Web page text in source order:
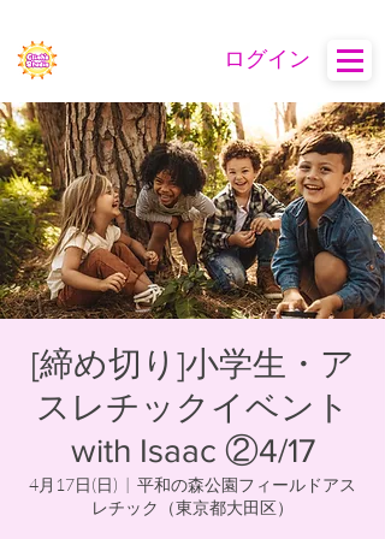
ログイン
[締め切り]小学生・ア
スレチックイベント
with Isaac ②4/17
4月17日(日)
  |
平和の森公園フィールドアス
レチック（東京都大田区）